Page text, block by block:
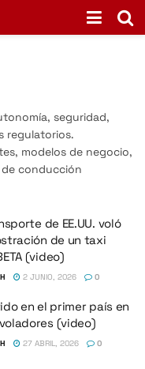
seguridad,
regulatorios.
modelos de negocio,
conducción
de EE.UU. voló
de un taxi
(video)
2 JUNIO, 2026 0
en el primer país en
(video)
27 ABRIL, 2026 0